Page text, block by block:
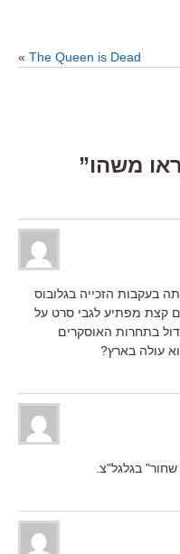
The Queen is Dead
»
בעקבות הזכייה בגלובוס
קצת מפתיע לגבי סרט על
בתחרות האוסקרים
עולה בארץ?
בגלגל"צ.